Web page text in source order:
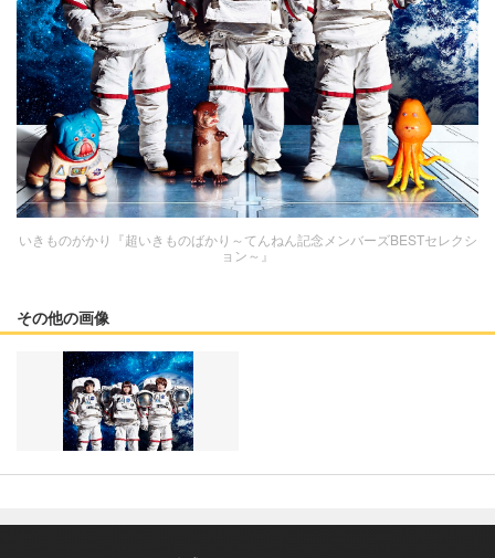
いきものがかり『超いきものばかり～てんねん記念メンバーズBESTセレクシ
ョン～』
その他の画像